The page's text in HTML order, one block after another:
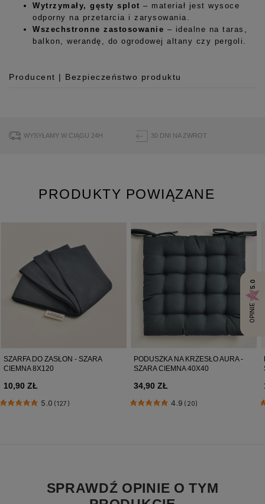
Wytrzymały, gęsty splot – materiał jest wysoce
odporny na przetarcia i zarysowania.
Wszechstronne zastosowanie – idealne na taras,
balkon, werandę, do ogrodowej altany czy pergoli.
Producent | Bezpieczeństwo produktu
ul. Buforowa 125/H-10a
Pobierz instrukcję bezpieczeństwa produktu
WYSYŁAMY W CIĄGU 24H 30 DNI NA ZWROT
SPRAWDŹ OPINIE O TYM
PRODUKTY POWIĄZANE
SZARFA DO ZASŁON - SZARA
CIEMNA 8X120
10,90 ZŁ
5.0 (127)
PODUSZKA NA KRZESŁO AURA -
SZARA CIEMNA 40X40
34,90 ZŁ
4.9 (20)
OPINIE
5.0